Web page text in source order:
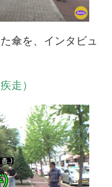
傘を、インタビュ
走）